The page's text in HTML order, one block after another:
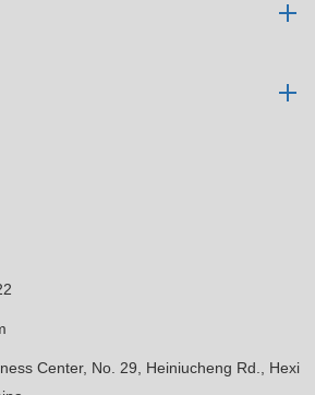
Center, No. 29, Heiniucheng Rd., Hexi